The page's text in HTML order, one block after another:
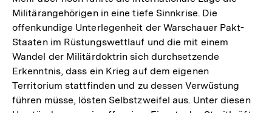
Militärangehörigen in eine tiefe Sinnkrise. Die
offenkundige Unterlegenheit der Warschauer Pakt-
Staaten im Rüstungswettlauf und die mit einem
Wandel der Militärdoktrin sich durchsetzende
Erkenntnis, dass ein Krieg auf dem eigenen
Territorium stattfinden und zu dessen Verwüstung
führen müsse, lösten Selbstzweifel aus. Unter diesen